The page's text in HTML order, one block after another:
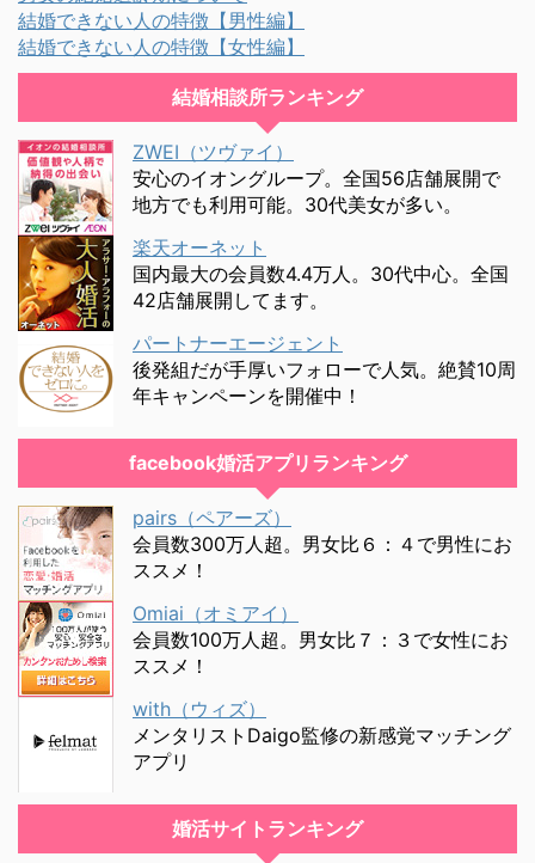
結婚できない人の特徴【男性編】
結婚できない人の特徴【女性編】
結婚相談所ランキング
ZWEI（ツヴァイ）
安心のイオングループ。全国56店舗展開で
地方でも利用可能。30代美女が多い。
楽天オーネット
国内最大の会員数4.4万人。30代中心。全国
42店舗展開してます。
パートナーエージェント
後発組だが手厚いフォローで人気。絶賛10周
年キャンペーンを開催中！
facebook婚活アプリランキング
pairs（ペアーズ）
会員数300万人超。男女比６：４で男性にお
ススメ！
Omiai（オミアイ）
会員数100万人超。男女比７：３で女性にお
ススメ！
with（ウィズ）
メンタリストDaigo監修の新感覚マッチング
アプリ
婚活サイトランキング